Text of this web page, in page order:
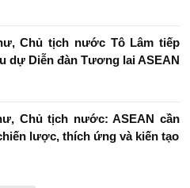
Chủ tịch nước Tô Lâm tiếp
dự Diễn đàn Tương lai ASEAN
Chủ tịch nước: ASEAN cần
lược, thích ứng và kiến tạo